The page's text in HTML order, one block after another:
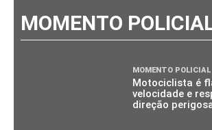
MOMENTO
MOMENTO POLICIAL
Motociclista é
velocidade e
direção